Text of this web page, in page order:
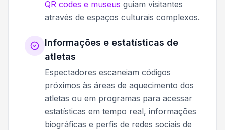
QR codes e museus guiam visitantes
através de espaços culturais complexos.
Informações e estatísticas de
atletas
Espectadores escaneiam códigos
próximos às áreas de aquecimento dos
atletas ou em programas para acessar
estatísticas em tempo real, informações
biográficas e perfis de redes sociais de